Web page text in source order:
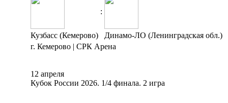
:
Кузбасс (Кемерово)
Динамо-ЛО (Ленинградская обл.)
г. Кемерово | СРК Арена
12 апреля
Кубок России 2026. 1/4 финала. 2 игра